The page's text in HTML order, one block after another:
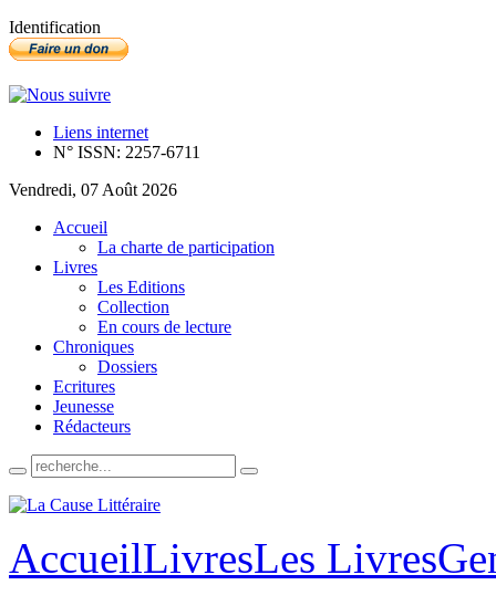
Identification
Liens internet
N° ISSN: 2257-6711
Vendredi, 07 Août 2026
Accueil
La charte de participation
Livres
Les Editions
Collection
En cours de lecture
Chroniques
Dossiers
Ecritures
Jeunesse
Rédacteurs
AccueilLivresLes Livres